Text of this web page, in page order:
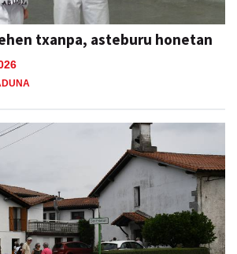
txanpa, asteburu honetan